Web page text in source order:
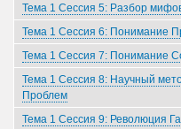
Тема 1 Сессия 5: Разбор
Тема 1 Сессия 6: Понимание
Тема 1 Сессия 7: Понимание
Тема 1 Сессия 8: Научный
Проблем
Тема 1 Сессия 9: Революция